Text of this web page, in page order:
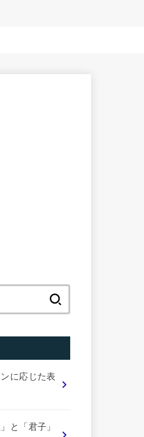
に応じた表
と「君子」